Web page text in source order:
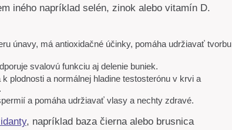
iného napríklad selén, zinok alebo vitamín D.
únavy, má antioxidačné účinky, pomáha udržiavať tvorbu
svalovú funkciu aj delenie buniek.
plodnosti a normálnej hladine testosterónu v krvi a
a pomáha udržiavať vlasy a nechty zdravé.
, napríklad baza čierna alebo brusnica